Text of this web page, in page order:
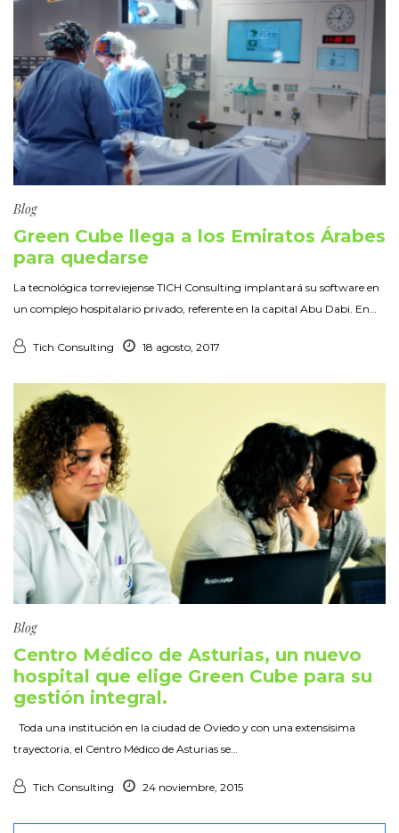
Blog
Green Cube llega a los Emiratos Árabes
para quedarse
La tecnológica torreviejense TICH Consulting implantará su software en
un complejo hospitalario privado, referente en la capital Abu Dabi. En…
Tich Consulting 18 agosto, 2017
Blog
Centro Médico de Asturias, un nuevo
hospital que elige Green Cube para su
gestión integral.
Toda una institución en la ciudad de Oviedo y con una extensísima
trayectoria, el Centro Médico de Asturias se…
Tich Consulting 24 noviembre, 2015